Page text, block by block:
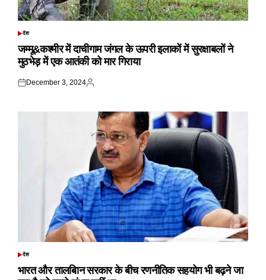
POSTED
देश
जम्मू&कश्मीर में दाचीगाम जंगल के ऊपरी इलाकों में सुरक्षाबलों ने
मुठभेड़ में एक आतंकी को मार गिराया
Posted
December 3, 2024
Posted
POSTED
देश
भारत और तालबिान सरकार के बीच रणनीतिक सहयोग भी बढ़ने जा